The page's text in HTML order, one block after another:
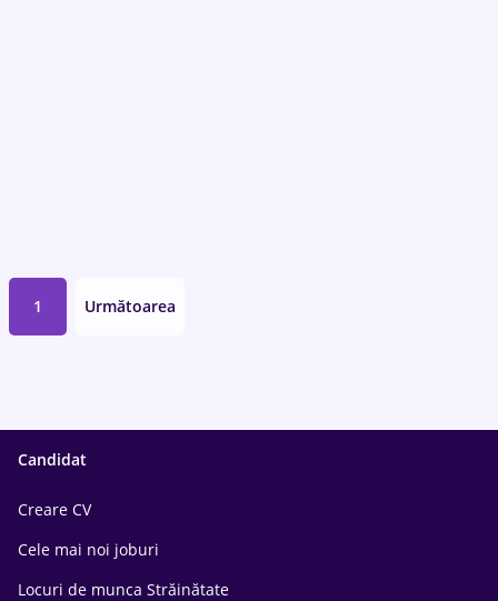
1 Următoarea
Candidat
Creare CV
Cele mai noi joburi
Locuri de munca Străinătate